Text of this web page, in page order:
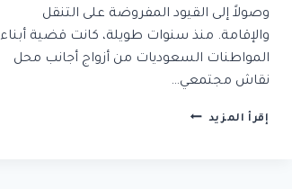
وصولاً إلى القيود المفروضة على التنقل
والإقامة. منذ سنوات طويلة، كانت قضية أبناء
المواطنات السعوديات من أزواج أجانب محل
نقاش مجتمعي…
إقرأ المزيد كيف